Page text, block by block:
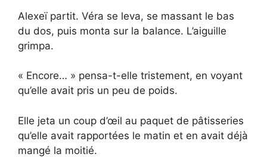
Alexeï partit. Véra se leva, se massant le bas
du dos, puis monta sur la balance. L’aiguille
grimpa.
« Encore… » pensa-t-elle tristement, en voyant
qu’elle avait pris un peu de poids.
Elle jeta un coup d’œil au paquet de pâtisseries
qu’elle avait rapportées le matin et en avait déjà
mangé la moitié.